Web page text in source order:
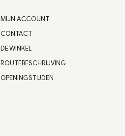
MIJN ACCOUNT
CONTACT
DE WINKEL
ROUTEBESCHRIJVING
OPENINGSTIJDEN